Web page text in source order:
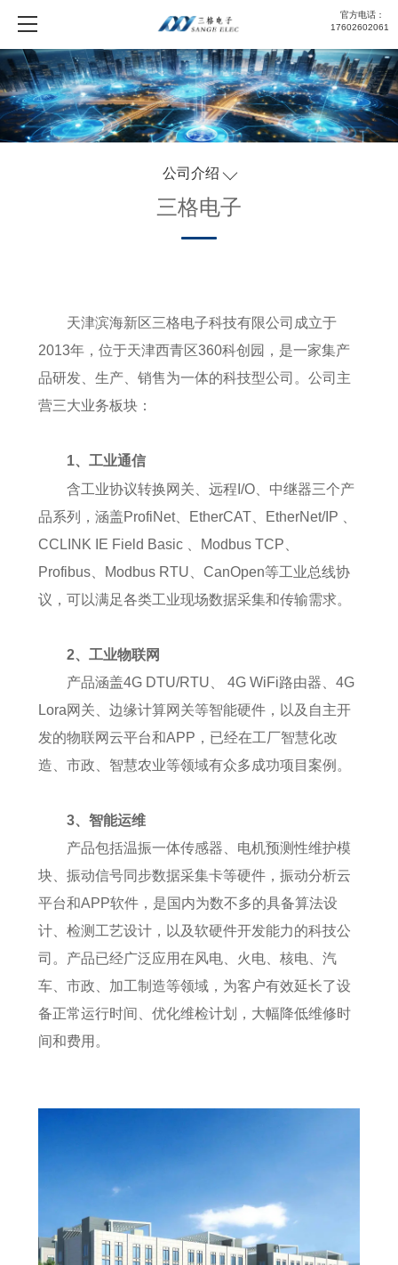
官方电话：
17602602061
公司介绍
三格电子
天津滨海新区三格电子科技有限公司成立于
2013年，位于天津西青区360科创园，是一家集产
品研发、生产、销售为一体的科技型公司。公司主
营三大业务板块：
1、工业通信
含工业协议转换网关、远程I/O、中继器三个产
品系列，涵盖ProfiNet、EtherCAT、EtherNet/IP 、
CCLINK IE Field Basic 、Modbus TCP、
Profibus、Modbus RTU、CanOpen等工业总线协
议，可以满足各类工业现场数据采集和传输需求。
2、工业物联网
产品涵盖4G DTU/RTU、 4G WiFi路由器、4G
Lora网关、边缘计算网关等智能硬件，以及自主开
发的物联网云平台和APP，已经在工厂智慧化改
造、市政、智慧农业等领域有众多成功项目案例。
3、智能运维
产品包括温振一体传感器、电机预测性维护模
块、振动信号同步数据采集卡等硬件，振动分析云
平台和APP软件，是国内为数不多的具备算法设
计、检测工艺设计，以及软硬件开发能力的科技公
司。产品已经广泛应用在风电、火电、核电、汽
车、市政、加工制造等领域，为客户有效延长了设
备正常运行时间、优化维检计划，大幅降低维修时
间和费用。